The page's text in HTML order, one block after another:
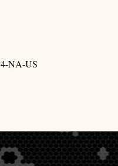
4-NA-US